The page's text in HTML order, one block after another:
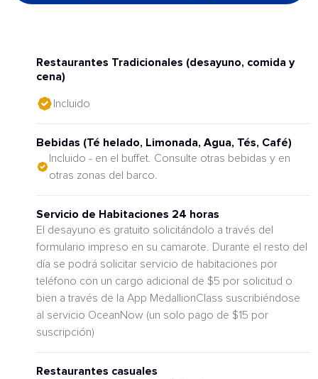
Restaurantes Tradicionales (desayuno, comida y
cena)
Incluido
Bebidas (Té helado, Limonada, Agua, Tés, Café)
Incluido - en el buffet. Consulte otras bebidas y en
otras zonas del barco.
Servicio de Habitaciones 24 horas
El desayuno es gratuito solicitándolo a través del
formulario impreso en su camarote. Durante el resto del
día se podrá solicitar servicio de habitaciones por
teléfono con un cargo adicional de $5 por solicitud o
bien a través de la App MedallionClass suscribiéndose
al servicio OceanNow (un solo pago de $15 por
suscripción)
Restaurantes casuales